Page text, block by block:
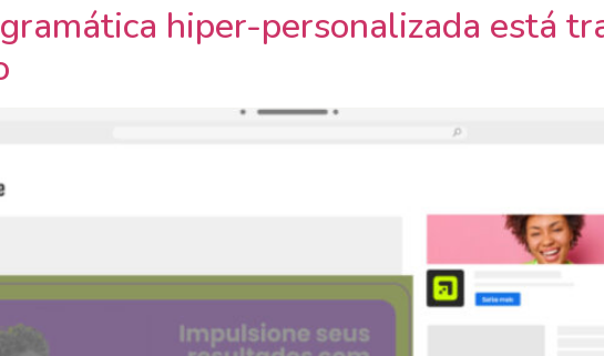
hiper-personalizada está